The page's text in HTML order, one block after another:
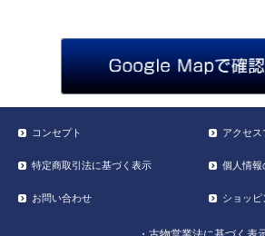
コンセプト アクセス
特定商取引法に基づく表示 個人情報
お問い合わせ ショッピ